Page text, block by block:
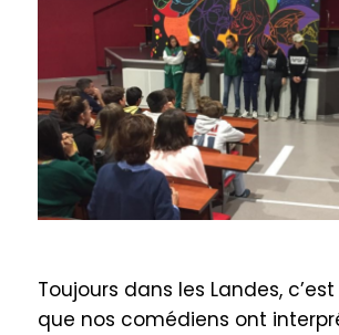
Toujours dans les Landes,
que nos comédiens ont